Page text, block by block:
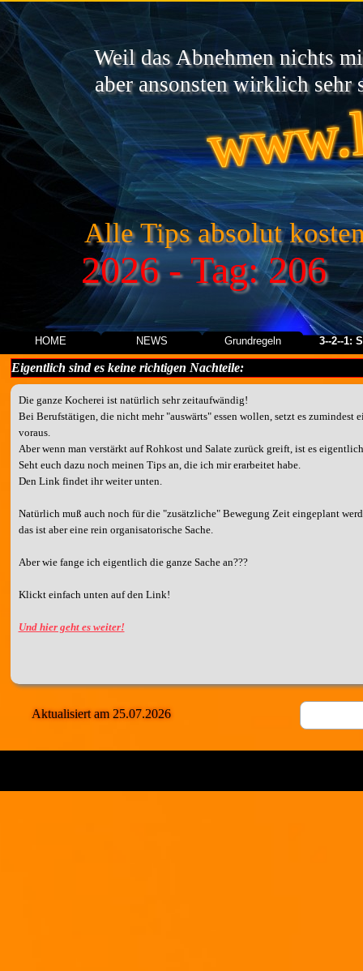
HOME NEWS Grundregeln 3--2--1:
2026 - Tag: 206
Weil das Abnehmen nichts
aber ansonsten wirklich sehr
Alle Tips absolut
Eigentlich sind es keine richtigen Nachteile:
Die ganze Kocherei ist natürlich sehr zeitaufwändig!
Bei Berufstätigen, die nicht mehr "auswärts" essen wollen, setzt es
voraus.
Aber wenn man verstärkt auf Rohkost und Salate zurück greift, ist es
Seht euch dazu noch meinen Tips an, die ich mir erarbeitet habe.
Den Link findet ihr weiter unten.
Natürlich muß auch noch für die "zusätzliche" Bewegung Zeit eingeplant
das ist aber eine rein organisatorische Sache.
Aber wie fange ich eigentlich die ganze Sache an???
Klickt einfach unten auf den Link!
Und hier geht es weiter!
Aktualisiert am 25.07.2026